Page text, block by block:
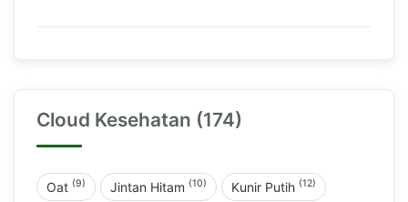
Cloud Kesehatan (174)
Oat (9) Jintan Hitam (10) Kunir Putih (12)